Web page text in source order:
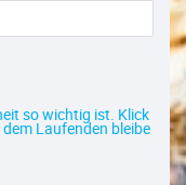
so wichtig ist. Klick
Laufenden bleibe